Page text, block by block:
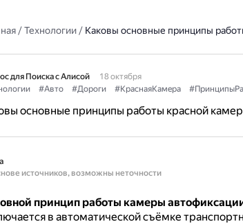
/Технологии/ Каковы основные принципы
для Поиска с Алисой
18 октября
#Авто #Дороги #КраснаяКамера
основные принципы работы красной
источников, возможны неточности
принцип работы камеры
в автоматической съёмке